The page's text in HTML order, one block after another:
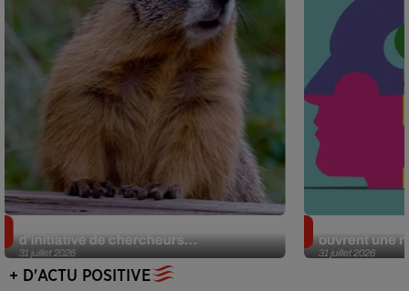
31 juillet 2026
d’initiative de chercheurs...
31 juillet 2026
ouvrent une
+ D'ACTU POSITIVE